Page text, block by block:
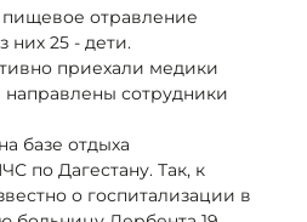
пищевое отравление
них 25 - дети.
приехали медики
сотрудники
базе отдыха
по Дагестану. Так, к
о госпитализации в